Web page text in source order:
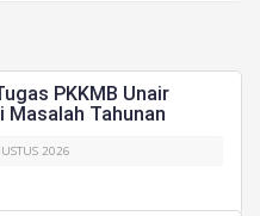
PKKMB Unair
Masalah Tahunan
2026